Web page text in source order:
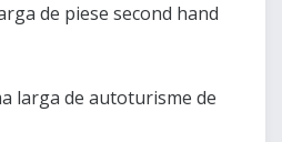
de piese second hand
larga de autoturisme de